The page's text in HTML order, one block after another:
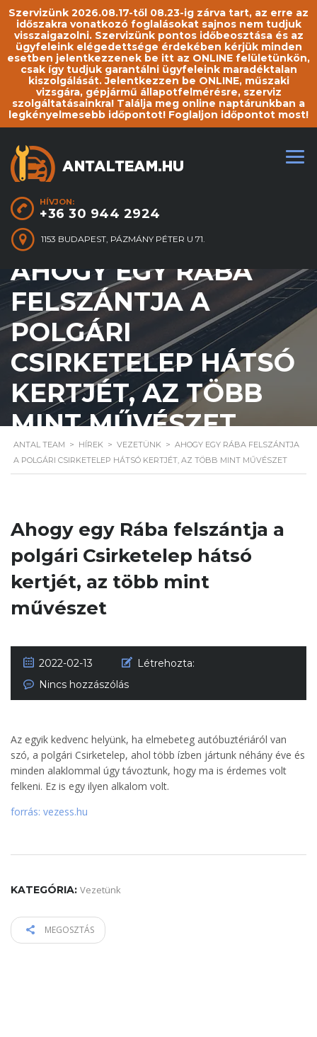
Szervizünk 2026.08.17-től 08.23-ig zárva tart, az erre az
időszakra vonatkozó foglalásokat sajnos nem tudjuk
visszaigazolni. Szervizünk pontos időbeosztása és az
ügyfeleink elégedettsége érdekében kérjük minden
esetben jelentkezzenek be itt az ONLINE felületünkön,
csak így tudjuk garantálni ügyfeleink maradéktalan
kiszolgálását. Jelentkezzen be ONLINE, műszaki
vizsgára, gépjármű állapotfelmérésre, szerviz
szolgáltatásainkra! Találja meg online naptárunkban a
legkényelmesebb időpontot! Foglaljon időpontot most!
HÍVJON:
+36 30 944 2924
1153 BUDAPEST, PÁZMÁNY PÉTER U 71.
AHOGY EGY RÁBA
FELSZÁNTJA A
POLGÁRI
CSIRKETELEP HÁTSÓ
KERTJÉT, AZ TÖBB
MINT MŰVÉSZET
ANTAL TEAM > HÍREK > VEZETÜNK > AHOGY EGY RÁBA FELSZÁNTJA
A POLGÁRI CSIRKETELEP HÁTSÓ KERTJÉT, AZ TÖBB MINT MŰVÉSZET
Ahogy egy Rába felszántja a
polgári Csirketelep hátsó
kertjét, az több mint
művészet
2022-02-13
Létrehozta:
Nincs hozzászólás
Az egyik kedvenc helyünk, ha elmebeteg autóbuztériáról van
szó, a polgári Csirketelep, ahol több ízben jártunk néhány éve és
minden alaklommal úgy távoztunk, hogy ma is érdemes volt
felkeni. Ez is egy ilyen alkalom volt.
forrás: vezess.hu
KATEGÓRIA: Vezetünk
MEGOSZTÁS